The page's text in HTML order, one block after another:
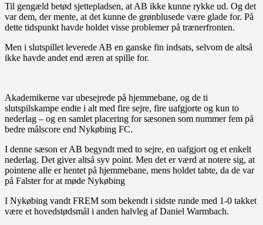
Til gengæld betød sjettepladsen, at AB ikke kunne rykke ud. Og det
var dem, der mente, at det kunne de grønblusede være glade for. På
dette tidspunkt havde holdet visse problemer på trænerfronten.
Men i slutspillet leverede AB en ganske fin indsats, selvom de altså
ikke havde andet end æren at spille for.
Akademikerne var ubesejrede på hjemmebane, og de ti
slutspilskampe endte i alt med fire sejre, fire uafgjorte og kun to
nederlag – og en samlet placering for sæsonen som nummer fem på
bedre målscore end Nykøbing FC.
I denne sæson er AB begyndt med to sejre, en uafgjort og et enkelt
nederlag. Det giver altså syv point. Men det er værd at notere sig, at
pointene alle er hentet på hjemmebane, mens holdet tabte, da de var
på Falster for at møde Nykøbing
I Nykøbing vandt FREM som bekendt i sidste runde med 1-0 takket
være et hovedstødsmål i anden halvleg af Daniel Warmbach.